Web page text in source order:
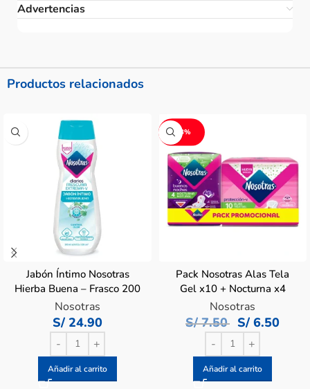
Advertencias
Productos relacionados
Jabón Íntimo Nosotras
Hierba Buena – Frasco 200
ML
Nosotras
S/ 24.90
Añadir al carrito
-13%
Pack Nosotras Alas Tela
Gel x10 + Nocturna x4
Nosotras
S/7.50 S/ 6.50
Añadir al carrito